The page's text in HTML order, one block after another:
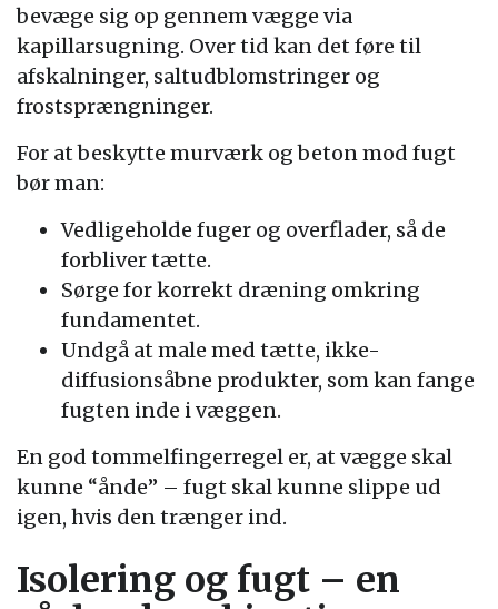
bevæge sig op gennem vægge via
kapillarsugning. Over tid kan det føre til
afskalninger, saltudblomstringer og
frostsprængninger.
For at beskytte murværk og beton mod fugt
bør man:
Vedligeholde fuger og overflader, så de
forbliver tætte.
Sørge for korrekt dræning omkring
fundamentet.
Undgå at male med tætte, ikke-
diffusionsåbne produkter, som kan fange
fugten inde i væggen.
En god tommelfingerregel er, at vægge skal
kunne “ånde” – fugt skal kunne slippe ud
igen, hvis den trænger ind.
Isolering og fugt – en